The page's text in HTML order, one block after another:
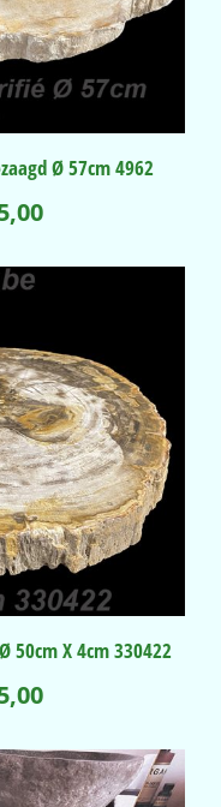
Ø 57cm 4962
Huidige
X 4cm 330422
Huidige
€295,00.